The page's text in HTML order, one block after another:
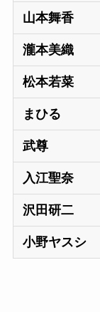
山本舞香
瀧本美織
松本若菜
まひる
武尊
入江聖奈
沢田研二
小野ヤスシ